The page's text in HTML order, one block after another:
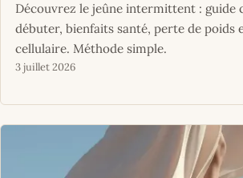
Découvrez le jeûne intermittent : guide
débuter, bienfaits santé, perte de poids
cellulaire. Méthode simple.
3 juillet 2026